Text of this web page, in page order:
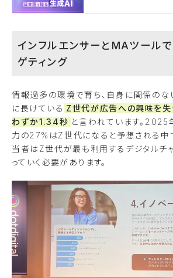
インフルエンサーとMAツール
ゲティング
情報過多の環境で育ち、自身に関係の
に長けている Z世代が広告への興味を
わずか1.34秒 と言われています。
力の27%はZ世代になると予想される中
当者はZ世代が最も利用するデジタルチ
っていく必要があります。